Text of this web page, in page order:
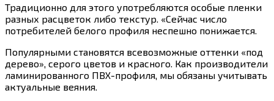
Традиционно для этого употребляются особые пленки
разных расцветок либо текстур. «Сейчас число
потребителей белого профиля неспешно понижается.
Популярными становятся всевозможные оттенки «под
дерево», серого цветов и красного. Как производители
ламинированного ПВХ-профиля, мы обязаны учитывать
актуальные веяния.